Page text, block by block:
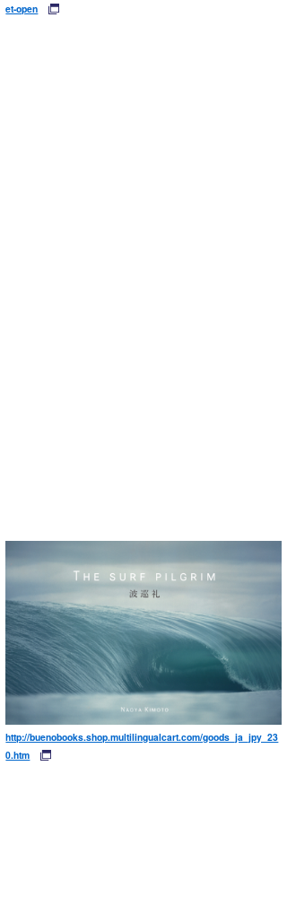
et-open
http://buenobooks.shop.multilingualcart.com/goods_ja_jpy_23
0.htm